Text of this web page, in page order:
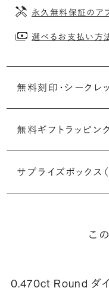
永久無料保証のア
選べるお支払い方
無料刻印・ シークレ
刻印メッセージ：ア
印することができます
リングに初めて施す初
細は「商品仕様」欄をご
無料ギフトラッピン
サプライズボックス
こ
0.470ct Round ダ